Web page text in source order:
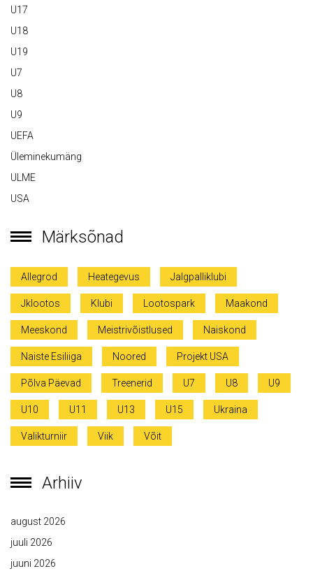
U17
U18
U19
U7
U8
U9
UEFA
Üleminekumäng
ULME
USA
Märksõnad
Allegrod Heategevus Jalgpalliklubi
Jklootos Klubi Lootospark Maakond
Meeskond Meistrivõistlused Naiskond
Naiste Esiliiga Noored Projekt USA
Põlva Päevad Treenerid U7 U8 U9
U10 U11 U13 U15 Ukraina
Valikturniir Viik Võit
Arhiiv
august 2026
juuli 2026
juuni 2026